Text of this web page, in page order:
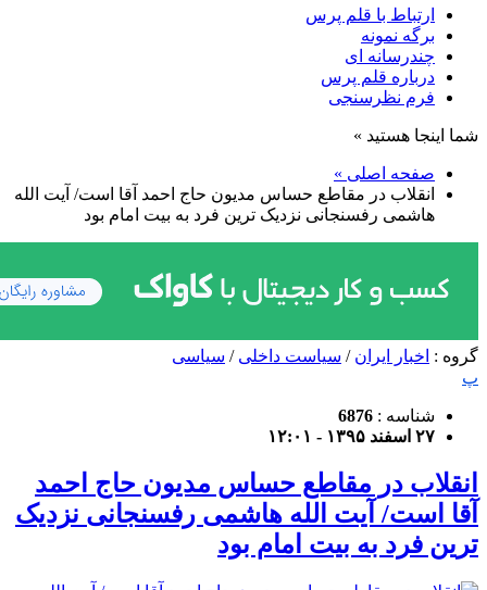
ارتباط با قلم پرس
برگه نمونه
چندرسانه ای
درباره قلم پرس
فرم نظرسنجی
شما اینجا هستید »
صفحه اصلی »
انقلاب در مقاطع حساس مدیون حاج احمد آقا است/ آیت الله
هاشمی رفسنجانی نزدیک ترین فرد به بیت امام بود
گروه : اخبار ایران / سیاست داخلی / سیاسی
پ
شناسه : 6876
۲۷ اسفند ۱۳۹۵ - ۱۲:۰۱
انقلاب در مقاطع حساس مدیون حاج احمد
آقا است/ آیت الله هاشمی رفسنجانی نزدیک
ترین فرد به بیت امام بود